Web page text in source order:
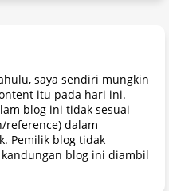
saya sendiri mungkin
itu pada hari ini.
blog ini tidak sesuai
dalam
Pemilik blog tidak
blog ini diambil